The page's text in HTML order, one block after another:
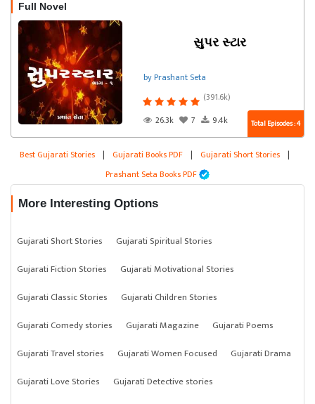
Full Novel
સુપર સ્ટાર
by Prashant Seta
(391.6k)
26.3k
7 9.4k Total Episodes : 4
Best Gujarati Stories | Gujarati Books PDF | Gujarati Short Stories |
Prashant Seta Books PDF
More Interesting Options
Gujarati Short Stories
Gujarati Spiritual Stories
Gujarati Fiction Stories
Gujarati Motivational Stories
Gujarati Classic Stories
Gujarati Children Stories
Gujarati Comedy stories
Gujarati Magazine
Gujarati Poems
Gujarati Travel stories
Gujarati Women Focused
Gujarati Drama
Gujarati Love Stories
Gujarati Detective stories